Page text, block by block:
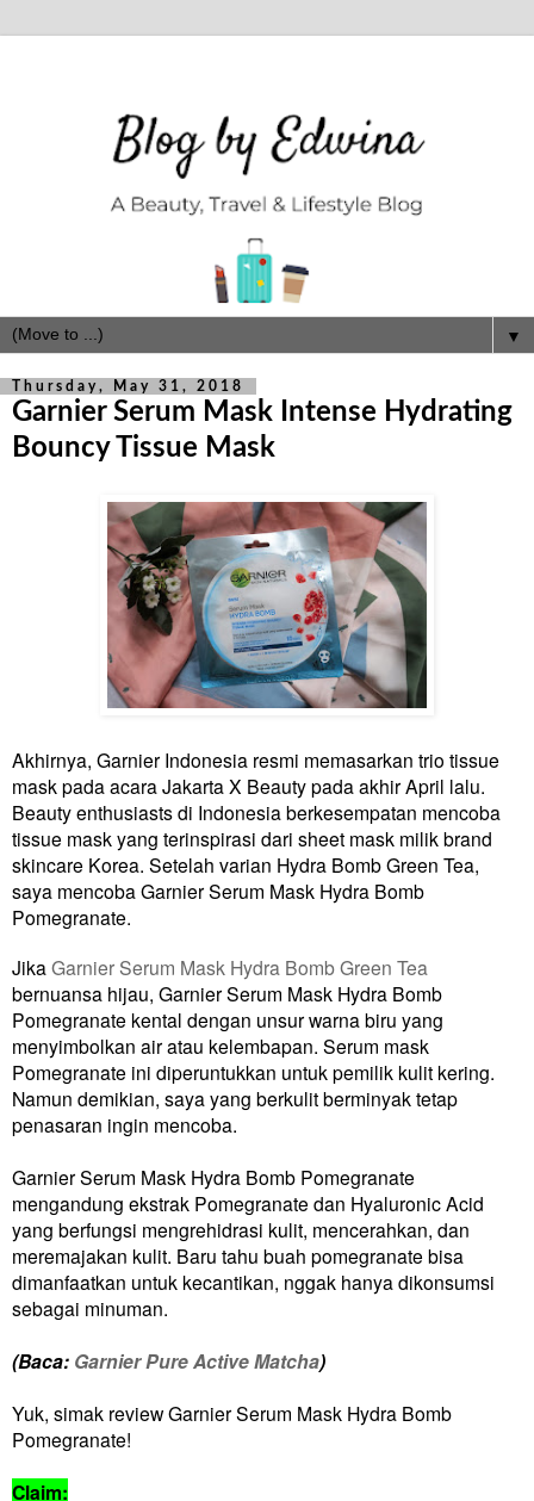
▼
Thursday, May 31, 2018
Garnier Serum Mask Intense Hydrating
Bouncy Tissue Mask
Akhirnya, Garnier Indonesia resmi memasarkan trio tissue
mask pada acara Jakarta X Beauty pada akhir April lalu.
Beauty enthusiasts di Indonesia berkesempatan mencoba
tissue mask yang terinspirasi dari sheet mask milik brand
skincare Korea. Setelah varian Hydra Bomb Green Tea,
saya mencoba Garnier Serum Mask Hydra Bomb
Pomegranate.
JikaGarnier Serum Mask Hydra Bomb Green Tea
bernuansa hijau, Garnier Serum Mask Hydra Bomb
Pomegranate kental dengan unsur warna biru yang
menyimbolkan air atau kelembapan. Serum mask
Pomegranate ini diperuntukkan untuk pemilik kulit kering.
Namun demikian, saya yang berkulit berminyak tetap
penasaran ingin mencoba.
Garnier Serum Mask Hydra Bomb Pomegranate
mengandung ekstrak Pomegranate dan Hyaluronic Acid
yang berfungsi mengrehidrasi kulit, mencerahkan, dan
meremajakan kulit. Baru tahu buah pomegranate bisa
dimanfaatkan untuk kecantikan, nggak hanya dikonsumsi
sebagai minuman.
(Baca: Garnier Pure Active Matcha)
Yuk, simak review Garnier Serum Mask Hydra Bomb
Pomegranate!
Claim: